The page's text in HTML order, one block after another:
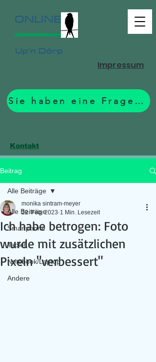
ONLINE
Up'n Dörp
Sie haben eine Frage? Zum Formular.
Impressum
Kontakt
Beitrag
Alle Beiträge
Smartphone
Tablet
Notebook/Laptop
Andere
Alle Beiträge
Ich habe betrogen: Foto
wurde mit zusätzlichen
Pixeln "verbessert"
monika sintram-meyer
22. Feb. 2023 1 Min. Lesezeit